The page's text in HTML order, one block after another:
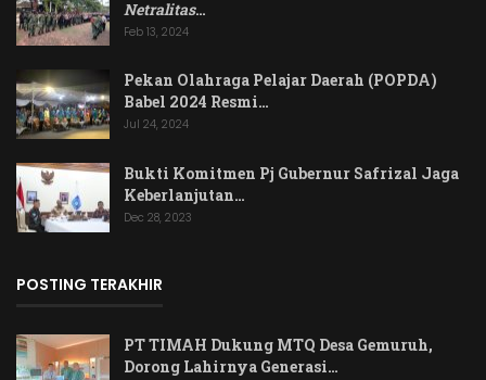
Netralitas…
Feb 13, 2024
Pekan Olahraga Pelajar Daerah (POPDA)
Babel 2024 Resmi…
Jul 24, 2024
Bukti Komitmen Pj Gubernur Safrizal Jaga
Keberlanjutan…
Dec 28, 2023
POSTING TERAKHIR
PT TIMAH Dukung MTQ Desa Gemuruh,
Dorong Lahirnya Generasi…